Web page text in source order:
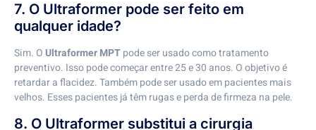
7. O Ultraformer pode ser feito em
qualquer idade?
Sim. OUltraformer MPTpode ser usado como tratamento
preventivo. Isso pode começar entre 25 e 30 anos. O objetivo é
retardar a flacidez. Também pode ser usado em pacientes mais
velhos. Esses pacientes já têm rugas e perda de firmeza na pele.
8. O Ultraformer substitui a cirurgia